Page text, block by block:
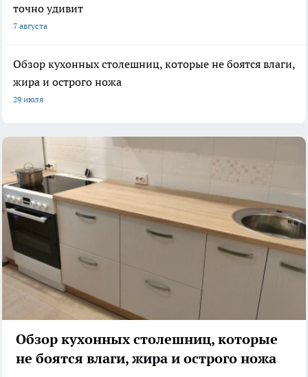
точно удивит
7 августа
Обзор кухонных столешниц, которые не боятся влаги,
жира и острого ножа
29 июля
Обзор кухонных столешниц, которые
не боятся влаги, жира и острого ножа